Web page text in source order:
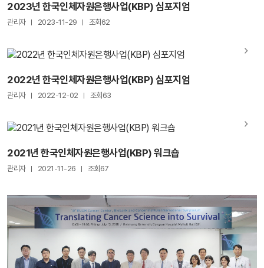
2023년 한국인체자원은행사업(KBP) 심포지엄
관리자 2023-11-29 조회62
2022년 한국인체자원은행사업(KBP) 심포지엄
관리자 2022-12-02 조회63
2021년 한국인체자원은행사업(KBP) 워크숍
관리자 2021-11-26 조회67